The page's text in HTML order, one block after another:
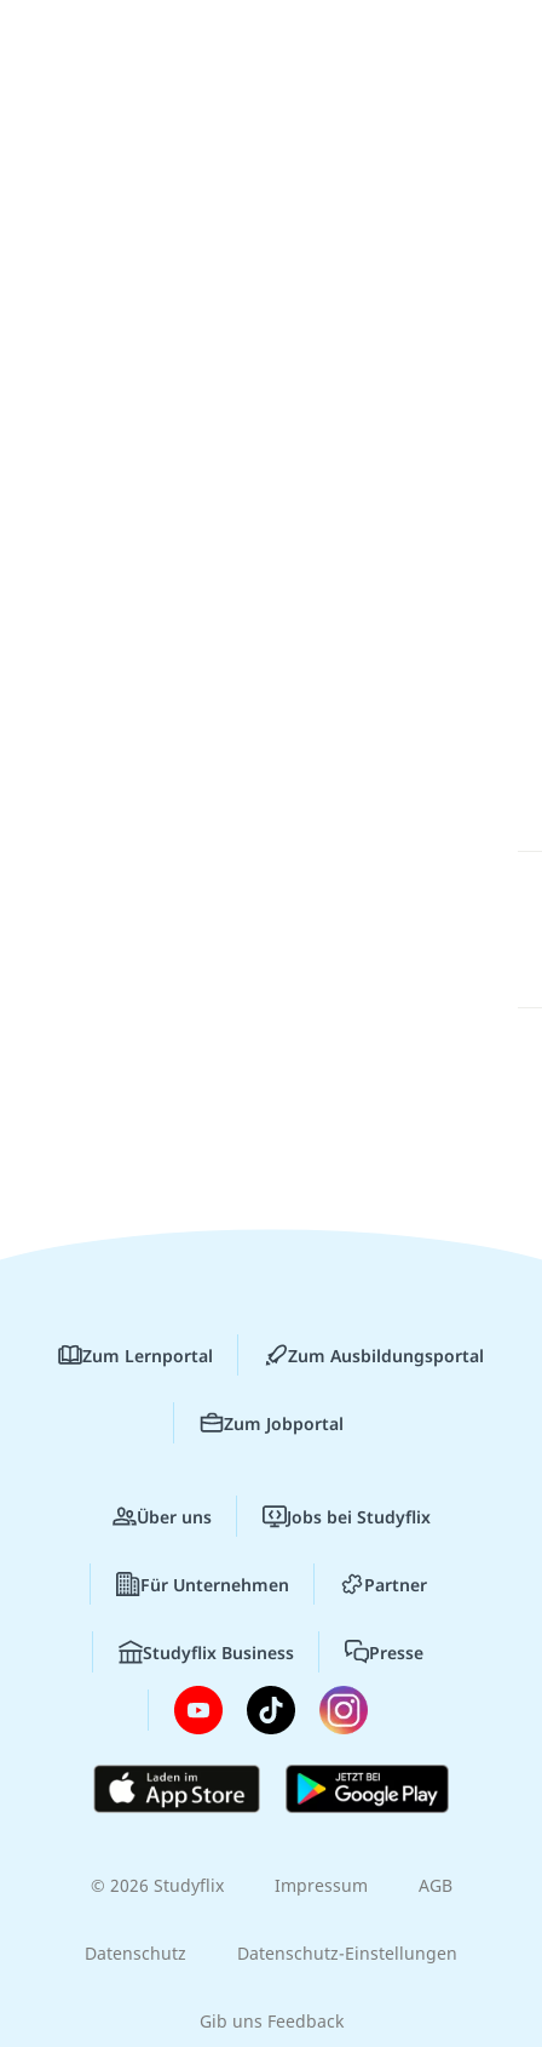
Zum Lernportal Zum Ausbildungsportal
Zum Jobportal
Über uns Jobs bei Studyflix
Für Unternehmen Partner
Studyflix Business Presse
© 2026 Studyflix Impressum AGB
Datenschutz Datenschutz-Einstellungen
Gib uns Feedback